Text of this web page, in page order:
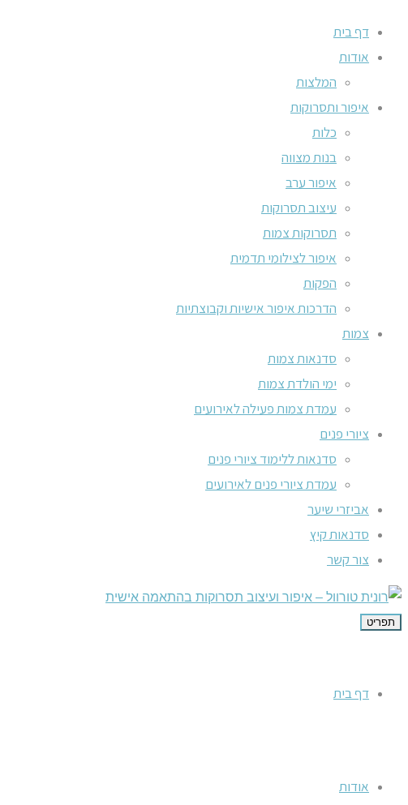
דף בית
אודות
המלצות
איפור ותסרוקות
כלות
בנות מצווה
איפור ערב
עיצוב תסרוקות
תסרוקות צמות
איפור לצילומי תדמית
הפקות
הדרכות איפור אישיות וקבוצתיות
צמות
סדנאות צמות
ימי הולדת צמות
עמדת צמות פעילה לאירועים
ציורי פנים
סדנאות ללימוד ציורי פנים
עמדת ציורי פנים לאירועים
אביזרי שיער
סדנאות קיץ
צור קשר
תפריט
דף בית
אודות